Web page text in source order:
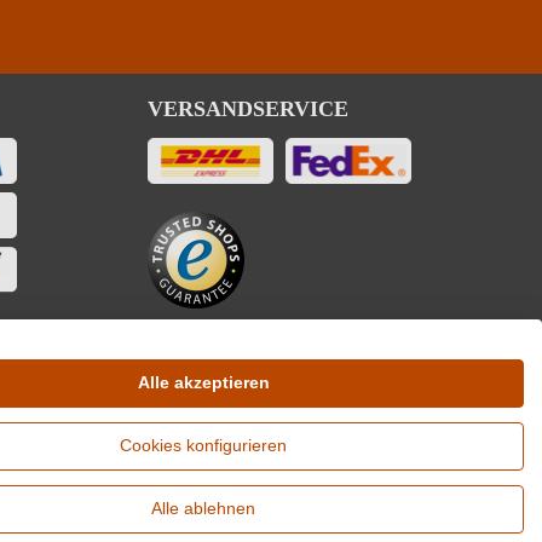
VERSANDSERVICE
je Winzer. Versandkostenfrei ab 12 Flaschen je Winzer.
Alle akzeptieren
Cookies konfigurieren
Alle ablehnen